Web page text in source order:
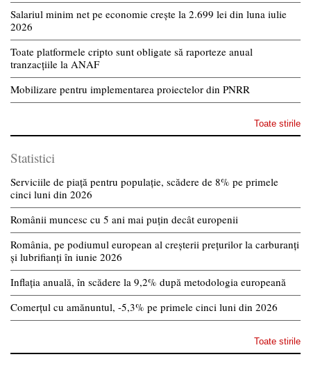
Salariul minim net pe economie crește la 2.699 lei din luna iulie
2026
Toate platformele cripto sunt obligate să raporteze anual
tranzacțiile la ANAF
Mobilizare pentru implementarea proiectelor din PNRR
Toate stirile
Statistici
Serviciile de piață pentru populație, scădere de 8% pe primele
cinci luni din 2026
Românii muncesc cu 5 ani mai puțin decât europenii
România, pe podiumul european al creșterii prețurilor la carburanți
și lubrifianți în iunie 2026
Inflația anuală, în scădere la 9,2% după metodologia europeană
Comerțul cu amănuntul, -5,3% pe primele cinci luni din 2026
Toate stirile